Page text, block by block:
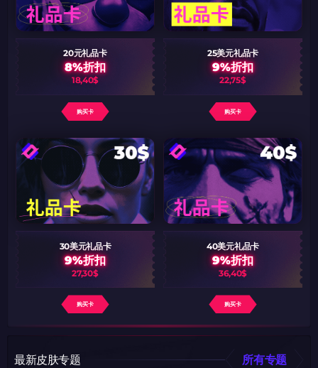
如何使用促销代码
复制到剪贴板
带上你的促销代码
带上你的促销代码
20元礼品卡
8%折扣
18,40$
购买卡
25美元礼品卡
9%折扣
22,75$
购买卡
30美元礼品卡
9%折扣
27,30$
购买卡
40美元礼品卡
9%折扣
36,40$
购买卡
最新皮肤专题 所有专题